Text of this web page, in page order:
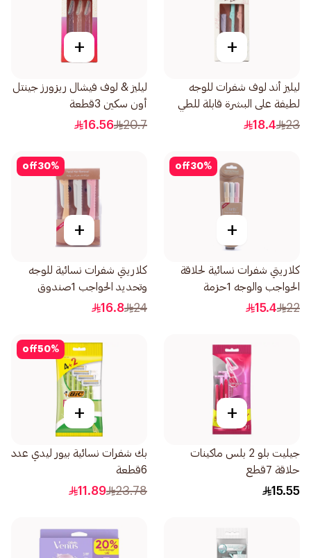
+
ليليز أند لوف شفرات للوجه
لطيفة على البشرة قابلة للطي
1صندوق
23
18.4
+
ليليز & لوف فيشال ريزورز جينتل
أون سكين 3قطعة
20.7
16.56
30%
off
+
كلاريتي شفرات نسائية لحلاقة
الحواجب والوجه 1حزمة
22
15.4
30%
off
+
كلاريتي شفرات نسائية للوجه
وتحديد الحواجب 1صندوق
24
16.8
+
جيليت بلو 2 بلس ماكينات
حلاقة 7قطع
15.55
50%
off
+
بك شفرات نسائية بيور ليدي عدد
6قطعة
23.78
11.89